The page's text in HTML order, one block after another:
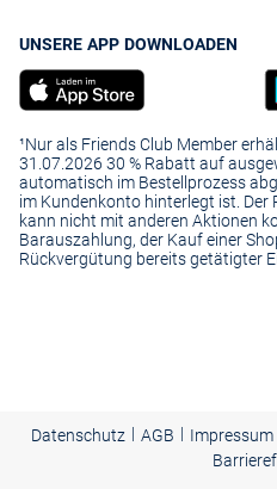
UNSERE APP DOWNLOADEN
¹Nur als Friends Club Member
31.07.2026 30 % Rabatt auf
automatisch im Bestellprozess
im Kundenkonto hinterlegt ist.
kann nicht mit anderen Aktionen
Barauszahlung, der Kauf einer
Rückvergütung bereits getätigter
Datenschutz | AGB | Impressum